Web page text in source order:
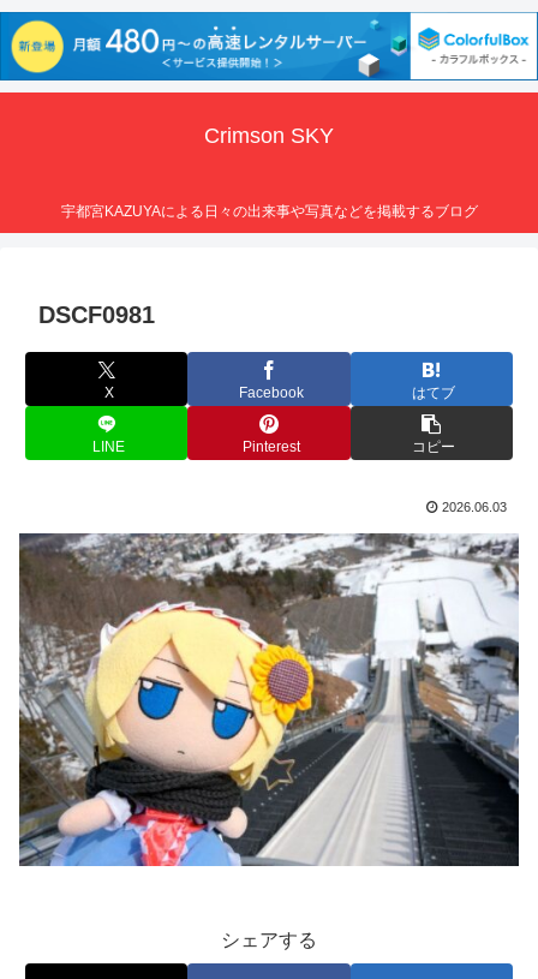
Crimson SKY
宇都宮KAZUYAによる日々の出来事や写真などを掲載するブログ
DSCF0981
X Facebook はてブ
LINE Pinterest コピー
2026.06.03
シェアする